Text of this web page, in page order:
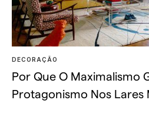
DECORAÇÃO
Por Que O Maximalismo
Protagonismo Nos Lares